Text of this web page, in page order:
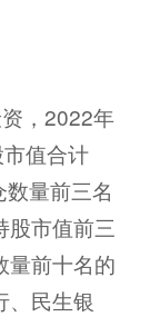
，2022年
值合计
量前三名
股市值前三
量前十名的
、民生银